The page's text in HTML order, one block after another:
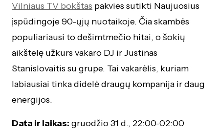
Vilniaus TV bokštas pakvies sutikti Naujuosius
įspūdingoje 90-ųjų nuotaikoje. Čia skambės
populiariausi to dešimtmečio hitai, o šokių
aikštelę užkurs vakaro DJ ir Justinas
Stanislovaitis su grupe. Tai vakarėlis, kuriam
labiausiai tinka didelė draugų kompanija ir daug
energijos.
Data ir laikas: gruodžio 31 d., 22:00-02:00